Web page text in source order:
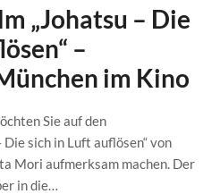
„Johatsu – Die
–
im Kino
Sie auf den
sich in Luft auflösen“ von
Mori aufmerksam machen. Der
in die…